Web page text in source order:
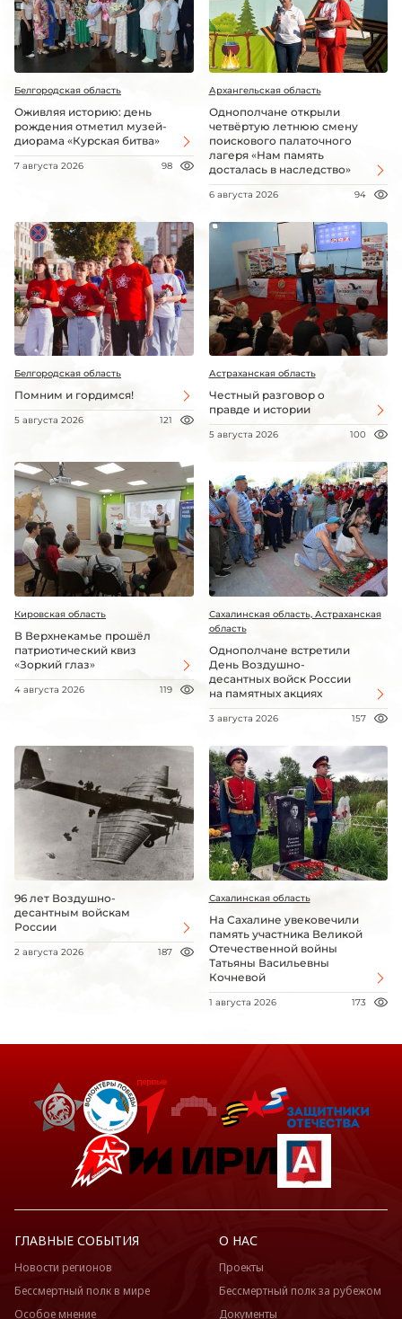
Белгородская область
Оживляя историю: день
рождения отметил музей-
диорама «Курская битва»
7 августа 2026 98
Архангельская область
Однополчане открыли
четвёртую летнюю смену
поискового палаточного
лагеря «Нам память
досталась в наследство»
6 августа 2026 94
Белгородская область
Помним и гордимся!
5 августа 2026 121
Астраханская область
Честный разговор о
правде и истории
5 августа 2026 100
Кировская область
В Верхнекамье прошёл
патриотический квиз
«Зоркий глаз»
4 августа 2026 119
Сахалинская область, Астраханская
область
Однополчане встретили
День Воздушно-
десантных войск России
на памятных акциях
3 августа 2026 157
96 лет Воздушно-
десантным войскам
России
2 августа 2026 187
Сахалинская область
На Сахалине увековечили
память участника Великой
Отечественной войны
Татьяны Васильевны
Кочневой
1 августа 2026 173
ГЛАВНЫЕ СОБЫТИЯ
Новости регионов
Бессмертный полк в мире
Особое мнение
О НАС
Проекты
Бессмертный полк за рубежом
Документы